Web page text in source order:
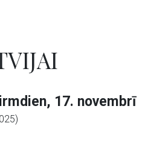
17. novembrī